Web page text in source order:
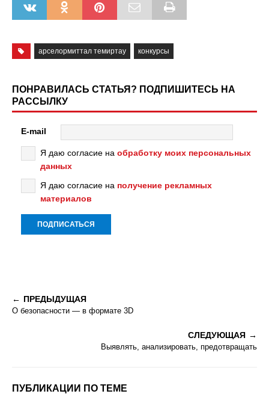
арселормиттал темиртау конкурсы
ПОНРАВИЛАСЬ СТАТЬЯ? ПОДПИШИТЕСЬ НА
РАССЫЛКУ
E-mail
Я даю согласие на обработку моих персональных
данных
Я даю согласие на получение рекламных
материалов
ПРЕДЫДУЩАЯ
О безопасности — в формате 3D
СЛЕДУЮЩАЯ
Выявлять, анализировать, предотвращать
ПУБЛИКАЦИИ ПО ТЕМЕ